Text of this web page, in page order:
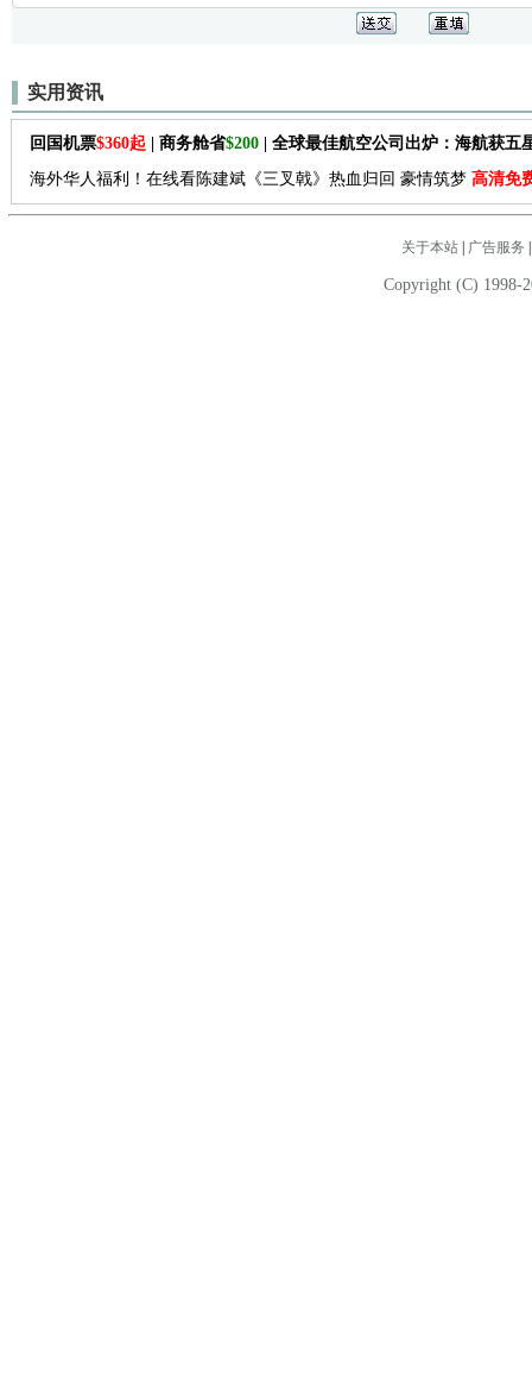
实用资讯
回国机票$360起 | 商务舱省$200 | 全球最佳航空公司出炉：海航获五
海外华人福利！在线看陈建斌《三叉戟》热血归回 豪情筑梦 高清免
关于本站| 广告服务
Copyright (C) 1998-